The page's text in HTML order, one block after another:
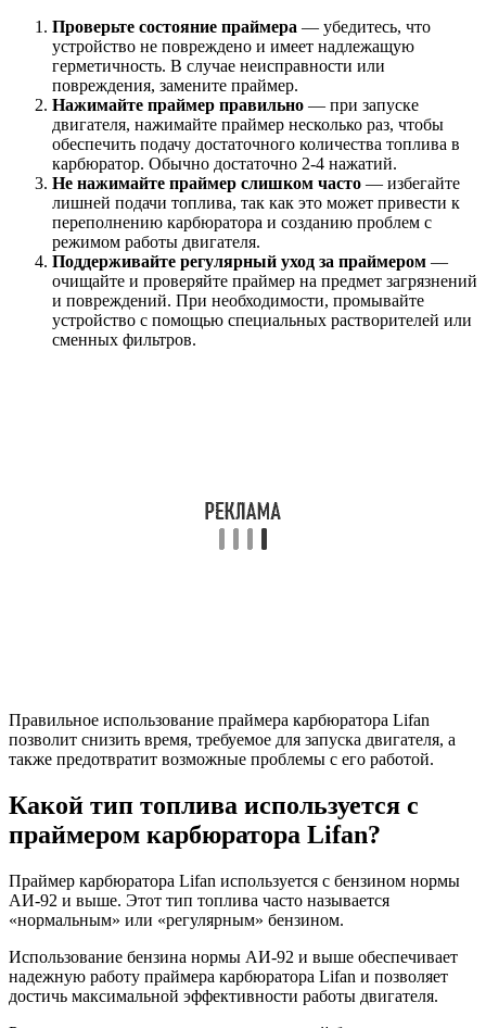
Проверьте состояние праймера — убедитесь, что
устройство не повреждено и имеет надлежащую
герметичность. В случае неисправности или
повреждения, замените праймер.
Нажимайте праймер правильно — при запуске
двигателя, нажимайте праймер несколько раз, чтобы
обеспечить подачу достаточного количества топлива в
карбюратор. Обычно достаточно 2-4 нажатий.
Не нажимайте праймер слишком часто — избегайте
лишней подачи топлива, так как это может привести к
переполнению карбюратора и созданию проблем с
режимом работы двигателя.
Поддерживайте регулярный уход за праймером —
очищайте и проверяйте праймер на предмет загрязнений
и повреждений. При необходимости, промывайте
устройство с помощью специальных растворителей или
сменных фильтров.
Правильное использование праймера карбюратора Lifan
позволит снизить время, требуемое для запуска двигателя, а
также предотвратит возможные проблемы с его работой.
Какой тип топлива используется с
праймером карбюратора Lifan?
Праймер карбюратора Lifan используется с бензином нормы
АИ-92 и выше. Этот тип топлива часто называется
«нормальным» или «регулярным» бензином.
Использование бензина нормы АИ-92 и выше обеспечивает
надежную работу праймера карбюратора Lifan и позволяет
достичь максимальной эффективности работы двигателя.